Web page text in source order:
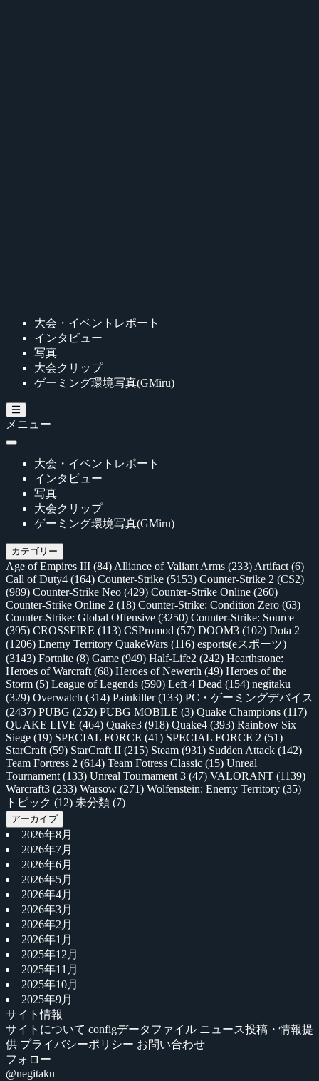
大会・イベントレポート
インタビュー
写真
大会クリップ
ゲーミング環境写真(GMiru)
メニュー
大会・イベントレポート
インタビュー
写真
大会クリップ
ゲーミング環境写真(GMiru)
カテゴリー
Age of Empires III (84) Alliance of Valiant Arms (233) Artifact (6)
Call of Duty4 (164) Counter-Strike (5153) Counter-Strike 2 (CS2)
(989) Counter-Strike Neo (429) Counter-Strike Online (260)
Counter-Strike Online 2 (18) Counter-Strike: Condition Zero (63)
Counter-Strike: Global Offensive (3250) Counter-Strike: Source
(395) CROSSFIRE (113) CSPromod (57) DOOM3 (102) Dota 2
(1206) Enemy Territory QuakeWars (116) esports(eスポーツ)
(3143) Fortnite (8) Game (949) Half-Life2 (242) Hearthstone:
Heroes of Warcraft (68) Heroes of Newerth (49) Heroes of the
Storm (5) League of Legends (590) Left 4 Dead (154) negitaku
(329) Overwatch (314) Painkiller(133) PC・ゲーミングデバイス
(2437) PUBG (252) PUBG MOBILE (3) Quake Champions (117)
QUAKE LIVE (464) Quake3 (918) Quake4 (393) Rainbow Six
Siege (19) SPECIAL FORCE (41) SPECIAL FORCE 2 (51)
StarCraft (59) StarCraft II (215) Steam (931) Sudden Attack (142)
Team Fortress 2 (614) Team Fotress Classic (15) Unreal
Tournament (133) Unreal Tournament 3 (47) VALORANT (1139)
Warcraft3 (233) Warsow (271) Wolfenstein: Enemy Territory (35)
トピック (12) 未分類 (7)
アーカイブ
2026年8月
2026年7月
2026年6月
2026年5月
2026年4月
2026年3月
2026年2月
2026年1月
2025年12月
2025年11月
2025年10月
2025年9月
サイト情報
サイトについて configデータファイル ニュース投稿・情報提
供 プライバシーポリシー お問い合わせ
フォロー
@negitaku